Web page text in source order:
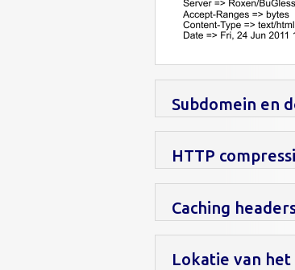
Subdomein en
HTTP
Caching
Lokatie van het